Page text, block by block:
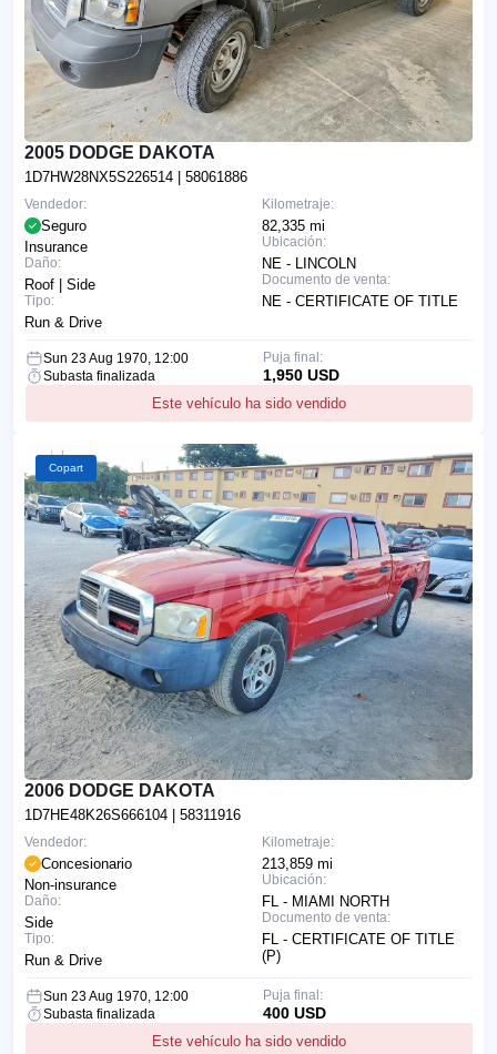
2005 DODGE DAKOTA
1D7HW28NX5S226514 | 58061886
Kilometraje:
82,335 mi
Ubicación:
NE - LINCOLN
Documento de venta:
NE - CERTIFICATE OF TITLE
Vendedor:
Seguro
Insurance
Daño:
Roof | Side
Tipo:
Run & Drive
Sun 23 Aug 1970, 12:00
Subasta finalizada
Este vehículo ha sido vendido
Puja final:
1,950 USD
Copart
2006 DODGE DAKOTA
1D7HE48K26S666104 | 58311916
Kilometraje:
213,859 mi
Ubicación:
FL - MIAMI NORTH
Documento de venta:
FL - CERTIFICATE OF TITLE
(P)
Vendedor:
Concesionario
Non-insurance
Daño:
Side
Tipo:
Run & Drive
Sun 23 Aug 1970, 12:00
Subasta finalizada
Este vehículo ha sido vendido
Puja final:
400 USD